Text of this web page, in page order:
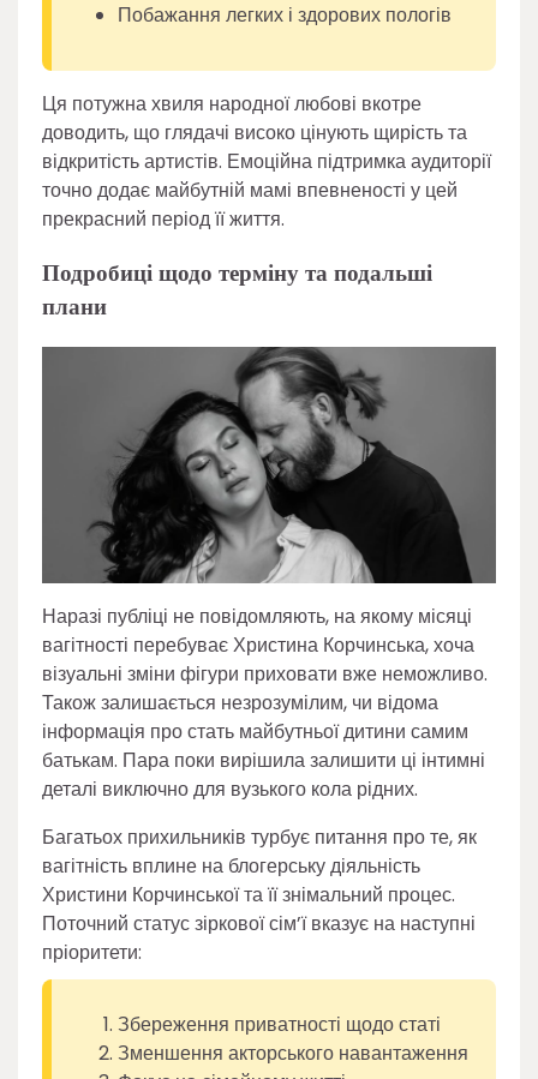
Побажання легких і здорових пологів
Ця потужна хвиля народної любові вкотре
доводить, що глядачі високо цінують щирість та
відкритість артистів. Емоційна підтримка аудиторії
точно додає майбутній мамі впевненості у цей
прекрасний період її життя.
Подробиці щодо терміну та подальші
плани
Наразі публіці не повідомляють, на якому місяці
вагітності перебуває Христина Корчинська, хоча
візуальні зміни фігури приховати вже неможливо.
Також залишається незрозумілим, чи відома
інформація про стать майбутньої дитини самим
батькам. Пара поки вирішила залишити ці інтимні
деталі виключно для вузького кола рідних.
Багатьох прихильників турбує питання про те, як
вагітність вплине на блогерську діяльність
Христини Корчинської та її знімальний процес.
Поточний статус зіркової сім’ї вказує на наступні
пріоритети:
Збереження приватності щодо статі
Зменшення акторського навантаження